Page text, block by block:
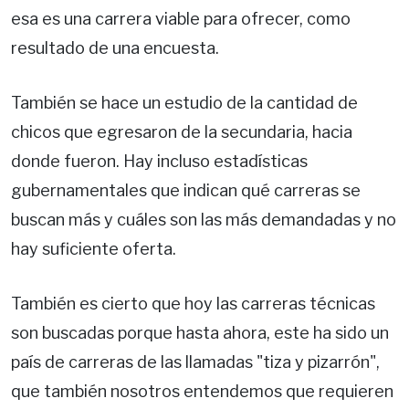
esa es una carrera viable para ofrecer, como
resultado de una encuesta.
También se hace un estudio de la cantidad de
chicos que egresaron de la secundaria, hacia
donde fueron. Hay incluso estadísticas
gubernamentales que indican qué carreras se
buscan más y cuáles son las más demandadas y no
hay suficiente oferta.
También es cierto que hoy las carreras técnicas
son buscadas porque hasta ahora, este ha sido un
país de carreras de las llamadas "tiza y pizarrón",
que también nosotros entendemos que requieren